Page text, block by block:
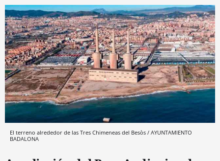
El terreno alrededor de las Tres Chimeneas del Besòs / AYUNTAMIENTO
BADALONA